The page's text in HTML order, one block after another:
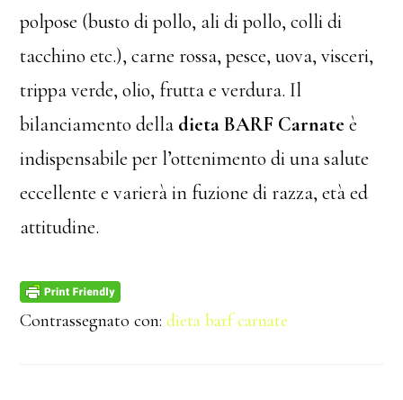
polpose (busto di pollo, ali di pollo, colli di
tacchino etc.), carne rossa, pesce, uova, visceri,
trippa verde, olio, frutta e verdura. Il
bilanciamento della dieta BARF Carnate è
indispensabile per l’ottenimento di una salute
eccellente e varierà in fuzione di razza, età ed
attitudine.
Contrassegnato con:dieta barf carnate